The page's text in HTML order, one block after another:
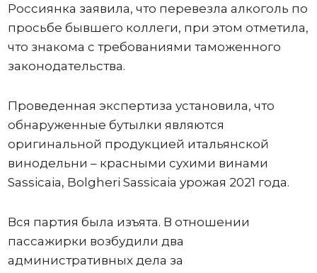
Россиянка заявила, что перевезла алкоголь по
просьбе бывшего коллеги, при этом отметила,
что знакома с требованиями таможенного
законодательства.
Проведенная экспертиза установила, что
обнаруженные бутылки являются
оригинальной продукцией итальянской
винодельни – красными сухими винами
Sassicaia, Bolgheri Sassicaia урожая 2021 года.
Вся партия была изъята. В отношении
пассажирки возбудили два
административных дела за